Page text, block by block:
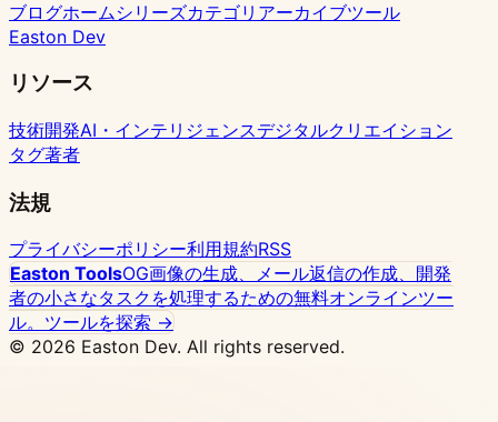
ブログホームシリーズカテゴリ アーカイブツール
Easton Dev
リソース
技術開発AI・インテリジェンスデジタルクリエイション
タグ著者
法規
プライバシーポリシー利用規約RSS
Easton ToolsOG画像の生成、メール返信の作成、開発
者の小さなタスクを処理するための無料オンラインツー
ル。 ツールを探索 →
© 2026 Easton Dev. All rights reserved.